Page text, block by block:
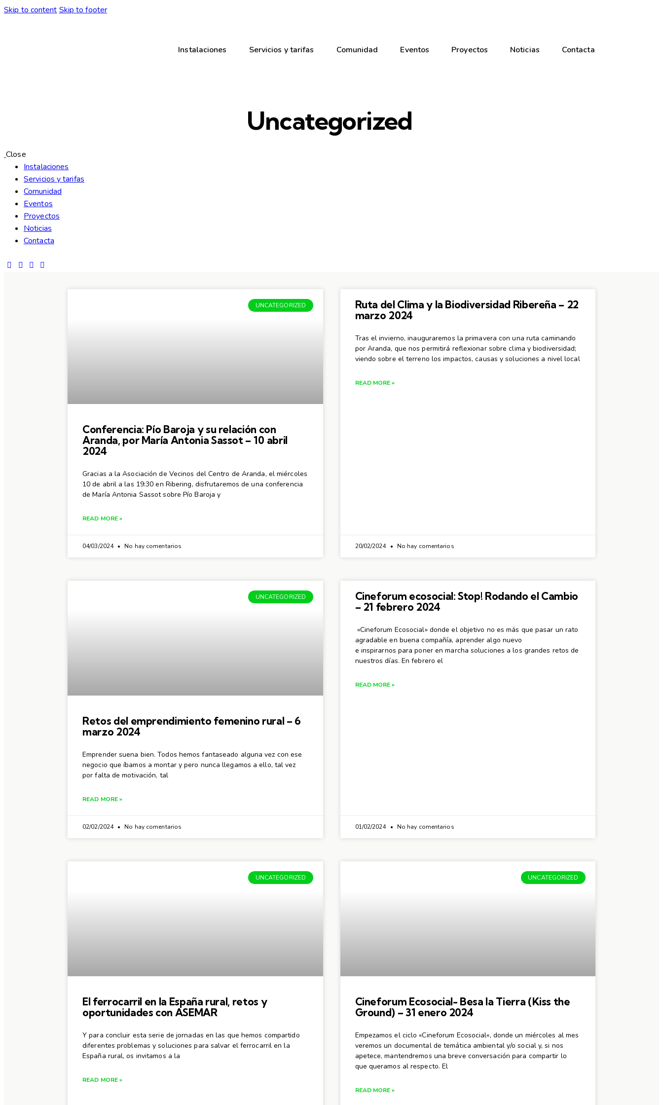
Skip to content Skip to footer
Instalaciones Servicios y tarifas Comunidad Eventos Proyectos Noticias Contacta
Uncategorized
Close
Instalaciones
Servicios y tarifas
Comunidad
Eventos
Proyectos
Noticias
Contacta
UNCATEGORIZED
Conferencia: Pío Baroja y su relación con
Aranda, por María Antonia Sassot – 10 abril
2024
Gracias a la Asociación de Vecinos del Centro de Aranda, el miércoles
10 de abril a las 19:30 en Ribering, disfrutaremos de una conferencia
de María Antonia Sassot sobre Pío Baroja y
READ MORE »
04/03/2024 No hay comentarios
Ruta del Clima y la Biodiversidad Ribereña – 22
marzo 2024
Tras el invierno, inauguraremos la primavera con una ruta caminando
por Aranda, que nos permitirá reflexionar sobre clima y biodiversidad;
viendo sobre el terreno los impactos, causas y soluciones a nivel local
READ MORE »
20/02/2024 No hay comentarios
UNCATEGORIZED
Retos del emprendimiento femenino rural – 6
marzo 2024
Emprender suena bien. Todos hemos fantaseado alguna vez con ese
negocio que íbamos a montar y pero nunca llegamos a ello, tal vez
por falta de motivación, tal
READ MORE »
02/02/2024 No hay comentarios
Cineforum ecosocial: Stop! Rodando el Cambio
– 21 febrero 2024
«Cineforum Ecosocial» donde el objetivo no es más que pasar un rato
agradable en buena compañía, aprender algo nuevo
e inspirarnos para poner en marcha soluciones a los grandes retos de
nuestros días. En febrero el
READ MORE »
01/02/2024 No hay comentarios
UNCATEGORIZED
El ferrocarril en la España rural, retos y
oportunidades con ASEMAR
Y para concluir esta serie de jornadas en las que hemos compartido
diferentes problemas y soluciones para salvar el ferrocarril en la
España rural, os invitamos a la
READ MORE »
UNCATEGORIZED
Cineforum Ecosocial- Besa la Tierra (Kiss the
Ground) – 31 enero 2024
Empezamos el ciclo «Cineforum Ecosocial«, donde un miércoles al mes
veremos un documental de temática ambiental y/o social y, si nos
apetece, mantendremos una breve conversación para compartir lo
que queramos al respecto. El
READ MORE »